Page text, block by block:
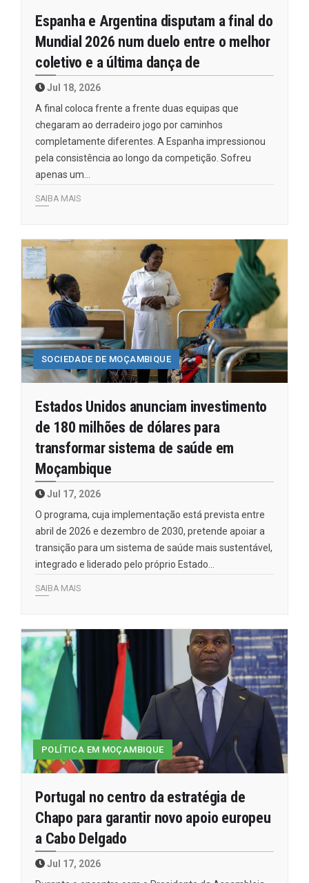
Espanha e Argentina disputam a final do
Mundial 2026 num duelo entre o melhor
coletivo e a última dança de
Jul 18, 2026
A final coloca frente a frente duas equipas que
chegaram ao derradeiro jogo por caminhos
completamente diferentes. A Espanha impressionou
pela consistência ao longo da competição. Sofreu
apenas um…
SAIBA MAIS
SOCIEDADE DE MOÇAMBIQUE
Estados Unidos anunciam investimento
de 180 milhões de dólares para
transformar sistema de saúde em
Moçambique
Jul 17, 2026
O programa, cuja implementação está prevista entre
abril de 2026 e dezembro de 2030, pretende apoiar a
transição para um sistema de saúde mais sustentável,
integrado e liderado pelo próprio Estado…
SAIBA MAIS
POLÍTICA EM MOÇAMBIQUE
Portugal no centro da estratégia de
Chapo para garantir novo apoio europeu
a Cabo Delgado
Jul 17, 2026